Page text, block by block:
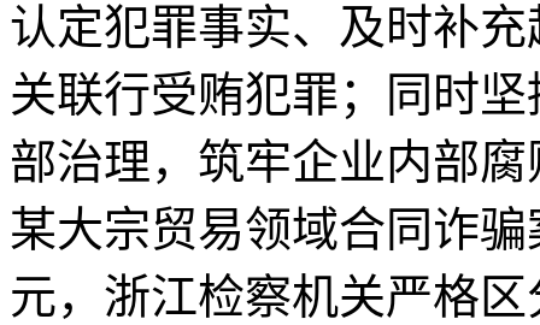
认定犯罪事实、及时补
关联行受贿犯罪；同时
部治理，筑牢企业内部
某大宗贸易领域合同诈
元，浙江检察机关严格